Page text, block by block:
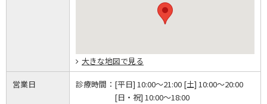
大きな地図で見る
営業日 診療時間： [平日] 10:00～21:00 [土] 10:00～20:00
[日・祝] 10:00～18:00